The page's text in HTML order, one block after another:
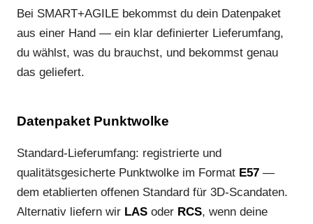
Bei SMART+AGILE bekommst du dein Datenpaket
aus einer Hand — ein klar definierter Lieferumfang,
du wählst, was du brauchst, und bekommst genau
das geliefert.
Datenpaket Punktwolke
Standard-Lieferumfang: registrierte und
qualitätsgesicherte Punktwolke im Format E57 —
dem etablierten offenen Standard für 3D-Scandaten.
Alternativ liefern wir LAS oder RCS, wenn deine